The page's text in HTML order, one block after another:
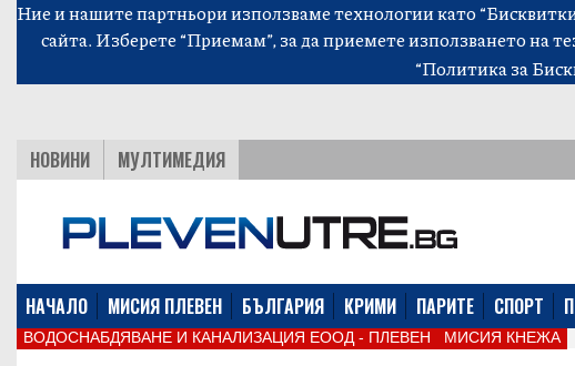
Ние и нашите партньори използваме технологии като
сайта. Изберете “Приемам”, за да приемете използването на
“Политика за
НОВИНИ МУЛТИМЕДИЯ
НАЧАЛО МИСИЯ ПЛЕВЕН БЪЛГАРИЯ КРИМИ ПАРИТЕ СПОРТ
ВОДОСНАБДЯВАНЕ И КАНАЛИЗАЦИЯ ЕООД - ПЛЕВЕН МИСИЯ КНЕЖА